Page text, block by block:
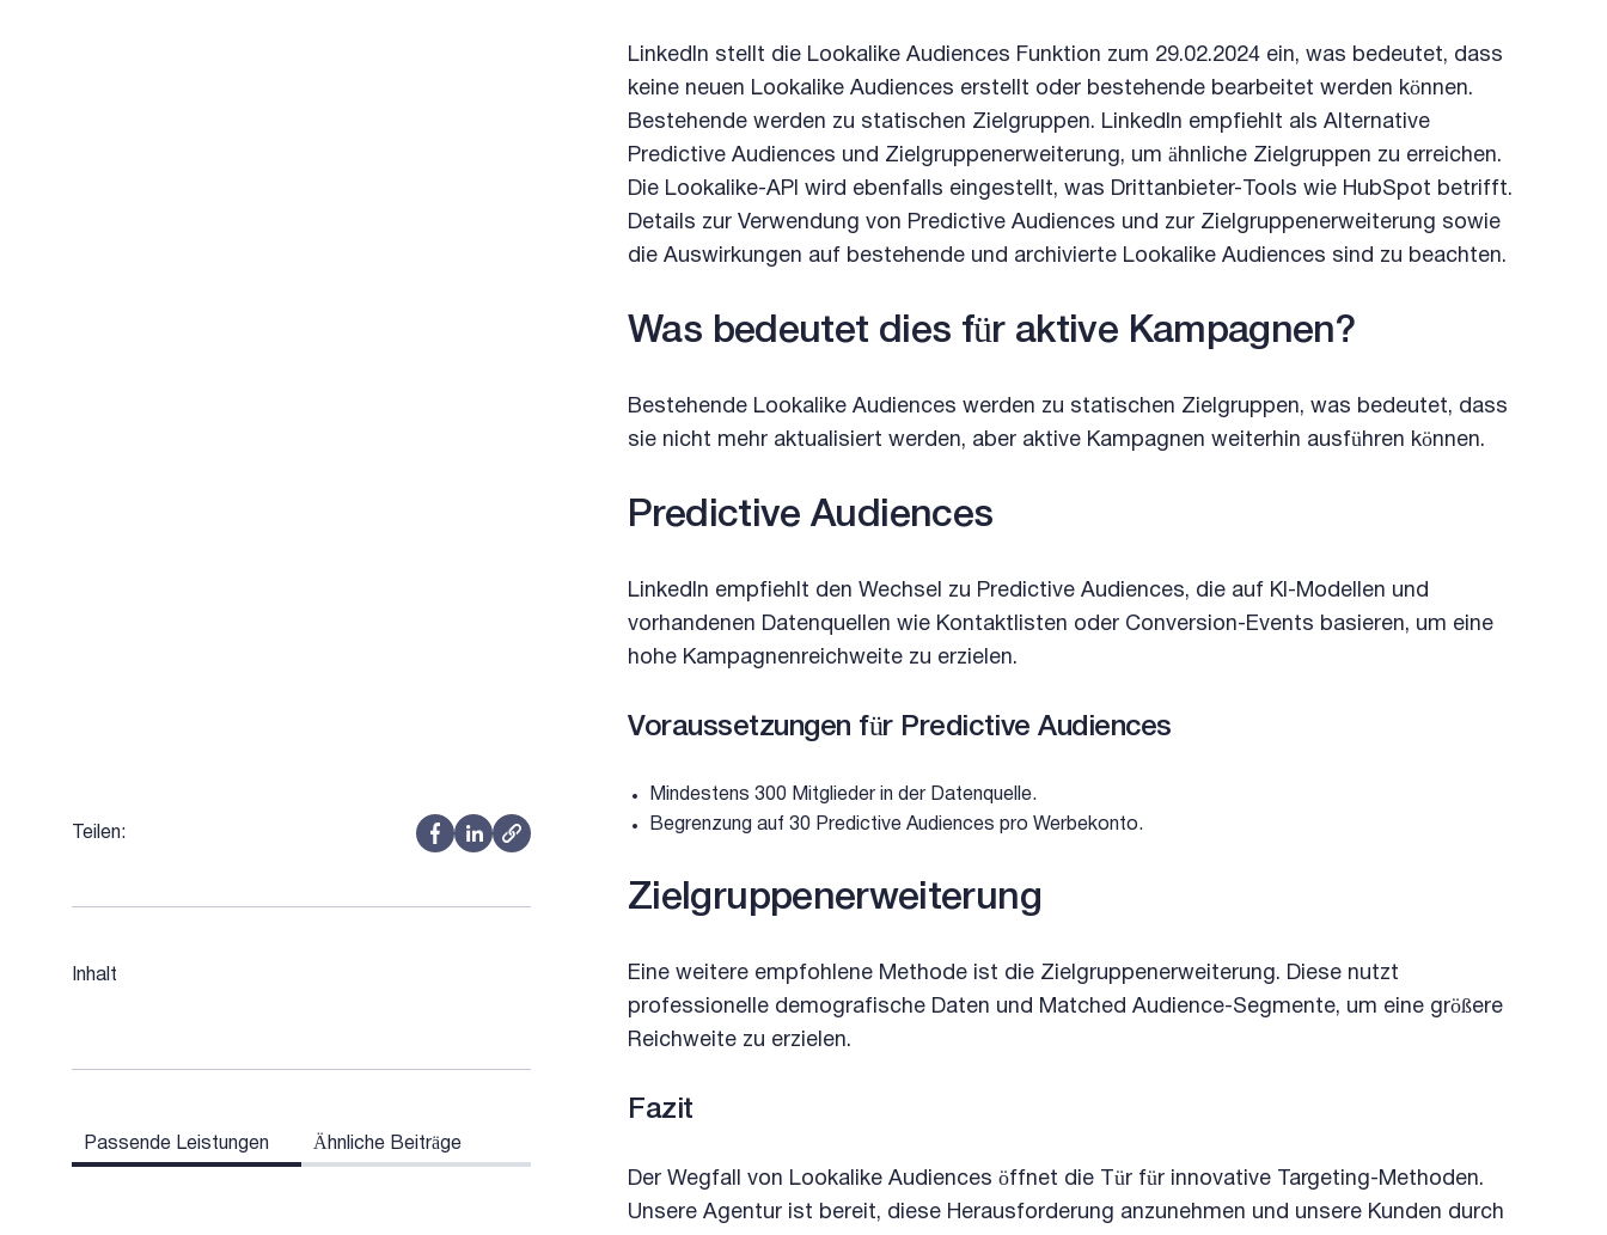
Teilen:
Inhalt
Passende Leistungen Ähnliche Beiträge
LinkedIn stellt die Lookalike Audiences Funktion zum 29.02.2024 ein, was bedeutet, dass
keine neuen Lookalike Audiences erstellt oder bestehende bearbeitet werden können.
Bestehende werden zu statischen Zielgruppen. LinkedIn empfiehlt als Alternative
Predictive Audiences und Zielgruppenerweiterung, um ähnliche Zielgruppen zu erreichen.
Die Lookalike-API wird ebenfalls eingestellt, was Drittanbieter-Tools wie HubSpot betrifft.
Details zur Verwendung von Predictive Audiences und zur Zielgruppenerweiterung sowie
die Auswirkungen auf bestehende und archivierte Lookalike Audiences sind zu beachten.
Was bedeutet dies für aktive Kampagnen?
Bestehende Lookalike Audiences werden zu statischen Zielgruppen, was bedeutet, dass
sie nicht mehr aktualisiert werden, aber aktive Kampagnen weiterhin ausführen können.
Predictive Audiences
LinkedIn empfiehlt den Wechsel zu Predictive Audiences, die auf KI-Modellen und
vorhandenen Datenquellen wie Kontaktlisten oder Conversion-Events basieren, um eine
hohe Kampagnenreichweite zu erzielen.
Voraussetzungen für Predictive Audiences
Mindestens 300 Mitglieder in der Datenquelle.
Begrenzung auf 30 Predictive Audiences pro Werbekonto.
Zielgruppenerweiterung
Eine weitere empfohlene Methode ist die Zielgruppenerweiterung. Diese nutzt
professionelle demografische Daten und Matched Audience-Segmente, um eine größere
Reichweite zu erzielen.
Fazit
Der Wegfall von Lookalike Audiences öffnet die Tür für innovative Targeting-Methoden.
Unsere Agentur ist bereit, diese Herausforderung anzunehmen und unsere Kunden durch